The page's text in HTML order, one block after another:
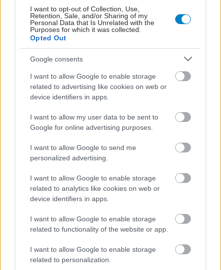
I want to opt-out of Collection, Use,
Retention, Sale, and/or Sharing of my
Personal Data that Is Unrelated with the
Purposes for which it was collected.
Opted Out
Google consents
I want to allow Google to enable storage
related to advertising like cookies on web or
device identifiers in apps.
I want to allow my user data to be sent to
Google for online advertising purposes.
I want to allow Google to send me
personalized advertising.
I want to allow Google to enable storage
related to analytics like cookies on web or
device identifiers in apps.
I want to allow Google to enable storage
related to functionality of the website or app.
I want to allow Google to enable storage
related to personalization.
Διεθνής Ημερίδα Τουρισμού Υγείας για την
υποβοηθούμενη αναπαραγωγή
Με τη συνεργασία του ΙΣΑ.
Σάββατο, 09 Ιουλίου 2022, 14:12
''Μεταρρυθμίσεις στην Ιατρικώς
Εκσυγχρονίζεται το πλαίσιο της ιατρικώς υποβοηθούμενης
αναπαραγωγής.